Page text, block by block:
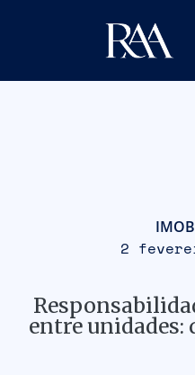
2
entre unidades: